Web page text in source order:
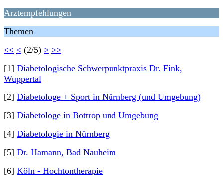
Arztempfehlungen
Themen
<< < (2/5) > >>
[1] Diabetologische Schwerpunktpraxis Dr. Fink,
Wuppertal
[2] Diabetologe + Sport in Nürnberg (und Umgebung)
[3] Diabetologe in Bottrop und Umgebung
[4] Diabetologie in Nürnberg
[5] Dr. Hamann, Bad Nauheim
[6] Köln - Hochtontherapie